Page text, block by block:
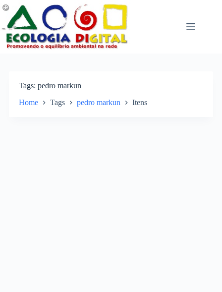
Pular
para
conteúdo
Tags pedro markun
Home Tags pedro markun Itens